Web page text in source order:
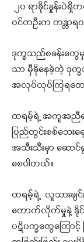
၂၀ ရာခိုင်နှုန်းပဲ
ဝင်တဦးက ကန္တာရ
ဒုက္ခသည်စခန်းတွ
သာ မှီခိုနေခဲ့တဲ့ ဒု
အလုပ်လုပ်ကြရတော့
ထရမ့်ရဲ့ အကူအညီရ
ပြည်တွင်းစစ်ဘေးရှ
အသီးသီးမှာ ဆော
စေပါတယ်။
ထရမ့်ရဲ့ လူသားချ
တောက်လိုက်မှုနဲ့ နိုင်ငံ
ပဋိပက္ခတွေကြောင့်